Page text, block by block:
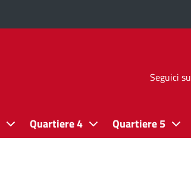
Seguici su
Quartiere 4 Quartiere 5